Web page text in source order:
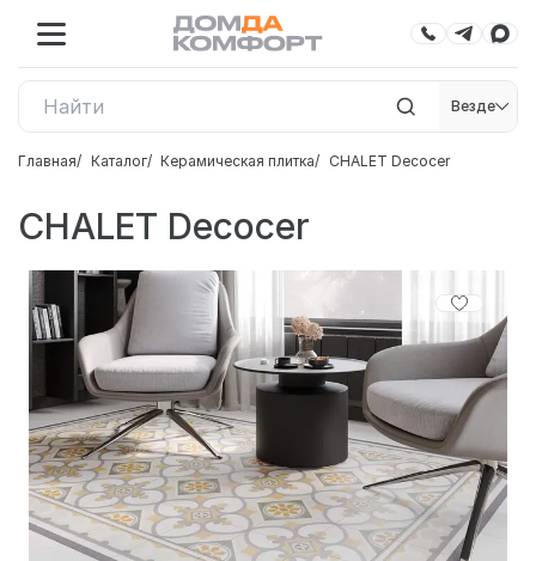
Везде
Главная Каталог Керамическая плитка CHALET Decocer
CHALET Decocer